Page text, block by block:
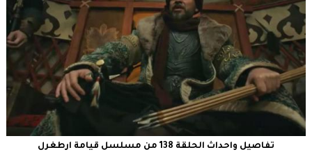
تفاصيل واحداث الحلقة 138 من مسلسل قيامة ارطغرل